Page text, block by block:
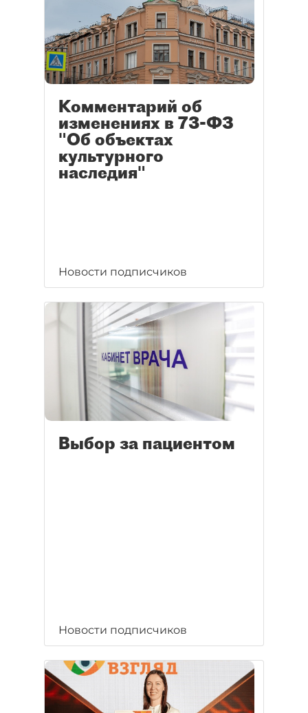
Комментарий об
изменениях в 73-ФЗ
"Об объектах
культурного
наследия"
Новости подписчиков
Выбор за пациентом
Новости подписчиков